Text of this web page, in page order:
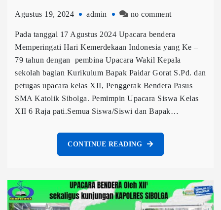
Agustus 19, 2024 admin no comment
Pada tanggal 17 Agustus 2024 Upacara bendera
Memperingati Hari Kemerdekaan Indonesia yang Ke –
79 tahun dengan pembina Upacara Wakil Kepala
sekolah bagian Kurikulum Bapak Paidar Gorat S.Pd. dan
petugas upacara kelas XII, Penggerak Bendera Pasus
SMA Katolik Sibolga. Pemimpin Upacara Siswa Kelas
XII 6 Raja pati.Semua Siswa/Siswi dan Bapak…
CONTINUE READING